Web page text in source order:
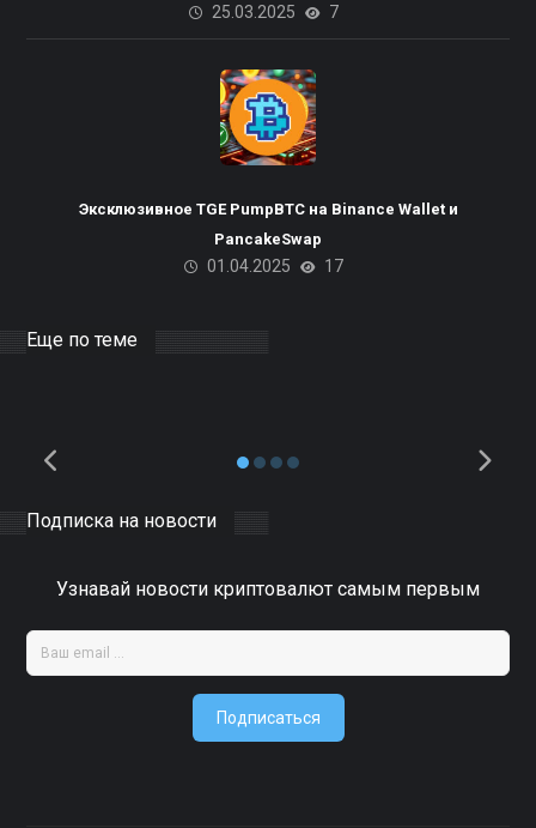
25.03.2025 7
Эксклюзивное TGE PumpBTC на Binance Wallet и
PancakeSwap
01.04.2025 17
Еще по теме
Пакистана планирует
использовать излишки
электроэнергии для
на базе ИИ
Подписка на новости
Узнавай новости криптовалют самым первым
Подписаться